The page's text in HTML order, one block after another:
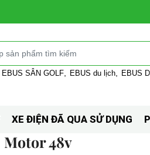
EBUS SÂN GOLF EBUS du lịch EBUS
XE ĐIỆN ĐÃ QUA SỬ DỤNG
Motor 48v